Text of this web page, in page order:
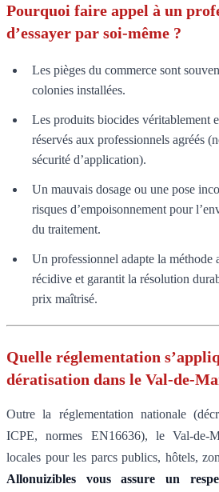
Pourquoi faire appel à un
d’essayer par soi-même ?
Les pièges du commerce sont
colonies installées.
Les produits biocides véritablement
réservés aux professionnels agréés
sécurité d’application).
Un mauvais dosage ou une pose
risques d’empoisonnement pour
du traitement.
Un professionnel adapte la méthode
récidive et garantit la résolution
prix maîtrisé.
Quelle réglementation
dératisation dans le Val-de-
Outre la réglementation nationale
ICPE, normes EN16636), le Val-de-
locales pour les parcs publics, hôtels,
Allonuizibles vous assure un